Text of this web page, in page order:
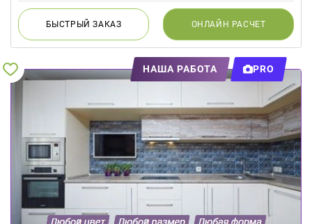
БЫСТРЫЙЗАКАЗ ОНЛАЙН РАСЧЕТ
НАША РАБОТА PRO